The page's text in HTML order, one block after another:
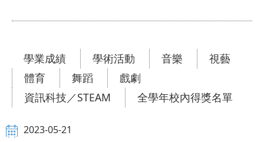
連
學業成績 學術活動 音樂
視藝
體育
舞蹈
戲劇
資訊科技／STEAM
全學年校內得獎名單
2023-05-21